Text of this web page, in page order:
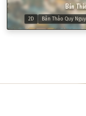
Bản
2D Bản Thảo Quy